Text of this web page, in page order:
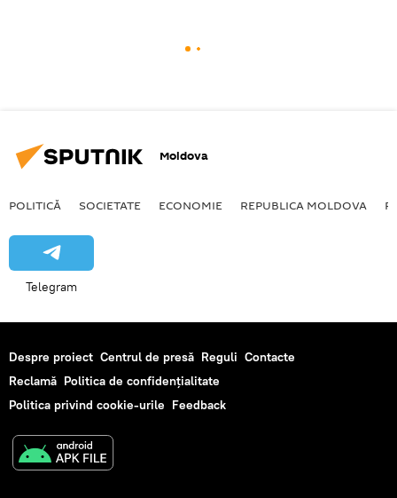
Moldova
POLITICĂ SOCIETATE ECONOMIE REPUBLICA MOLDOVA
Telegram
Despre proiect Centrul de presă Reguli Contacte
Reclamă Politica de confidențialitate
Politica privind cookie-urile Feedback